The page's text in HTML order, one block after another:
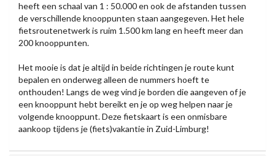
heeft een schaal van 1 : 50.000 en ook de afstanden tussen
de verschillende knooppunten staan aangegeven. Het hele
fietsroutenetwerk is ruim 1.500 km lang en heeft meer dan
200 knooppunten.
Het mooie is dat je altijd in beide richtingen je route kunt
bepalen en onderweg alleen de nummers hoeft te
onthouden! Langs de weg vind je borden die aangeven of je
een knooppunt hebt bereikt en je op weg helpen naar je
volgende knooppunt. Deze fietskaart is een onmisbare
aankoop tijdens je (fiets)vakantie in Zuid-Limburg!